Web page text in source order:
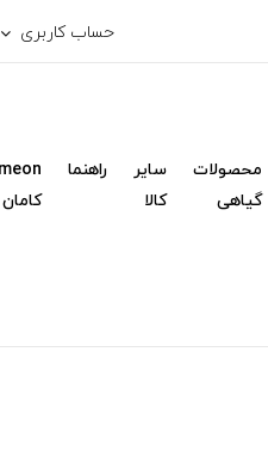
حساب کاربری
محصولات
گیاهی
سایر
کالا
راهنما
کامان